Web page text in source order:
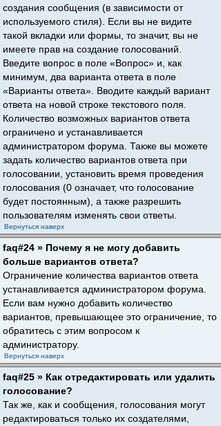
создания сообщения (в зависимости от
используемого стиля). Если вы не видите
такой вкладки или формы, то значит, вы не
имеете прав на создание голосований.
Введите вопрос в поле «Вопрос» и, как
минимум, два варианта ответа в поле
«Варианты ответа». Вводите каждый вариант
ответа на новой строке текстового поля.
Количество возможных вариантов ответа
ограничено и устанавливается
администратором форума. Также вы можете
задать количество вариантов ответа при
голосовании, установить время проведения
голосования (0 означает, что голосование
будет постоянным), а также разрешить
пользователям изменять свои ответы.
Вернуться наверх
faq#24 » Почему я не могу добавить
больше вариантов ответа?
Ограничение количества вариантов ответа
устанавливается администратором форума.
Если вам нужно добавить количество
вариантов, превышающее это ограничение, то
обратитесь с этим вопросом к
администратору.
Вернуться наверх
faq#25 » Как отредактировать или удалить
голосование?
Так же, как и сообщения, голосования могут
редактироваться только их создателями,